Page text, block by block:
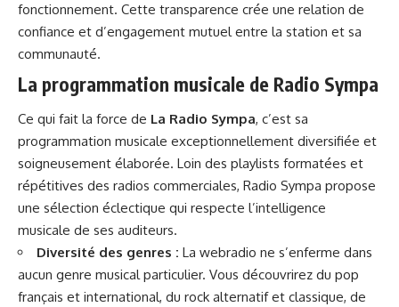
fonctionnement. Cette transparence crée une relation de
confiance et d’engagement mutuel entre la station et sa
communauté.
La programmation musicale de Radio Sympa
Ce qui fait la force de La Radio Sympa, c’est sa
programmation musicale exceptionnellement diversifiée et
soigneusement élaborée. Loin des playlists formatées et
répétitives des radios commerciales, Radio Sympa propose
une sélection éclectique qui respecte l’intelligence
musicale de ses auditeurs.
Diversité des genres : La webradio ne s’enferme dans
aucun genre musical particulier. Vous découvrirez du pop
français et international, du rock alternatif et classique, de